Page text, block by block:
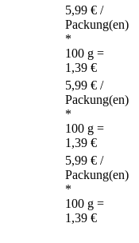
5,99 € /
Packung(en)
*
100 g =
1,39 €
5,99 € /
Packung(en)
*
100 g =
1,39 €
5,99 € /
Packung(en)
*
100 g =
1,39 €